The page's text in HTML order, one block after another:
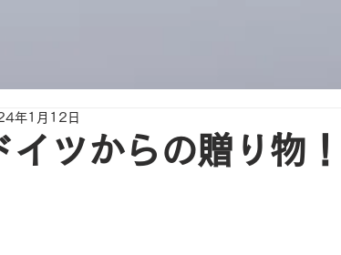
イツからの贈り物！
年1月12日